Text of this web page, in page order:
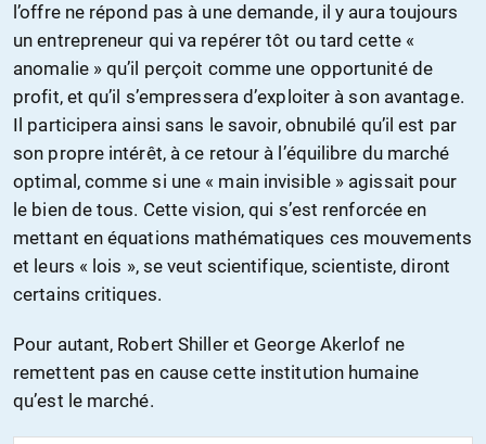
l’offre ne répond pas à une demande, il y aura toujours
un entrepreneur qui va repérer tôt ou tard cette «
anomalie » qu’il perçoit comme une opportunité de
profit, et qu’il s’empressera d’exploiter à son avantage.
Il participera ainsi sans le savoir, obnubilé qu’il est par
son propre intérêt, à ce retour à l’équilibre du marché
optimal, comme si une « main invisible » agissait pour
le bien de tous. Cette vision, qui s’est renforcée en
mettant en équations mathématiques ces mouvements
et leurs « lois », se veut scientifique, scientiste, diront
certains critiques.
Pour autant, Robert Shiller et George Akerlof ne
remettent pas en cause cette institution humaine
qu’est le marché.